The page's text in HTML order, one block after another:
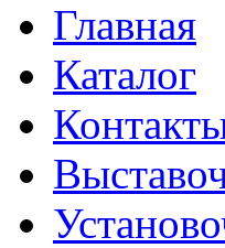
Главная
Каталог